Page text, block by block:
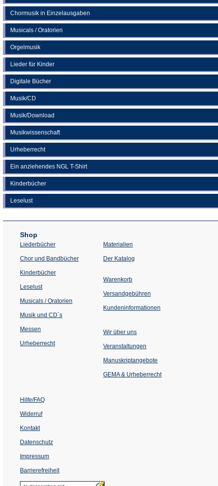
Chormusik in Einzelausgaben
Musicals / Oratorien
Orgelmusik
Lieder für Kinder
Digitale Bücher
Musik/CD
Musik/Download
Musikwissenschaft
Urheberrecht
Ein anziehendes NGL T-Shirt
Kinderbücher
Leselust
Shop
Liederbücher
Chor und Bandbücher
Kinderbücher
Leselust
Musicals / Oratorien
Musik und CD´s
Messen
Urheberrecht
Materialien
Der Katalog
Warenkorb
Versandgebühren
Kundeninformationen
Wir über uns
Veranstaltungen
einem
Tab)
Manuskriptangebote
GEMA & Urheberrecht
Hilfe/FAQ
Widerruf
Kontakt
Datenschutz
Impressum
Barrierefreiheit
(Öffnet